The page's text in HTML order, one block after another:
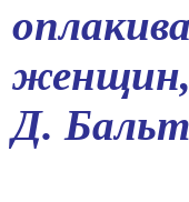
женщин,
Д.